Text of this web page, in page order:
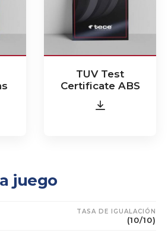
TUV Test
Certificate ABS
juego
TASA DE IGUALACIÓN
(10/10)